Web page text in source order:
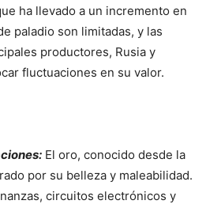
ha llevado a un incremento en
paladio son limitadas, y las
productores, Rusia y
fluctuaciones en su valor.
El oro, conocido desde la
por su belleza y maleabilidad.
circuitos electrónicos y